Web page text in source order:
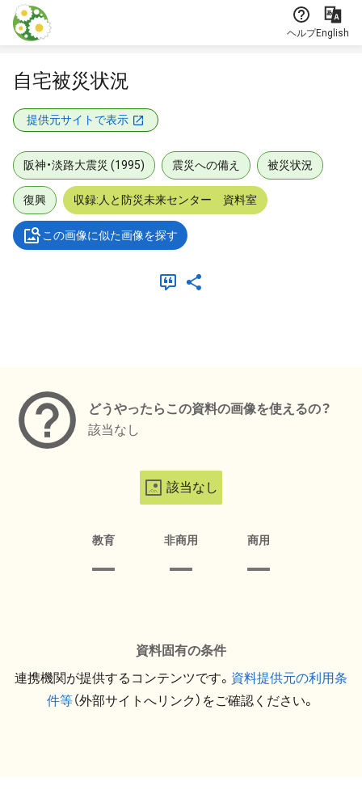
本文に飛ぶ
ヘルプEnglish
自宅被災状況
提供元サイトで表示
阪神・淡路大震災 (1995) 震災への備え 被災状況
復興 収録:人と防災未来センター 資料室
この画像に似た画像を探す
どうやったらこの資料の画像を使えるの？
該当なし
該当なし
教育 非商用 商用
資料固有の条件
連携機関が提供するコンテンツです。 資料提供元の利用条
件等（外部サイトへリンク）をご確認ください。